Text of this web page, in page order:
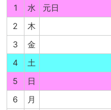
1
水
元日
2
木
3
金
4
土
5
日
6
月